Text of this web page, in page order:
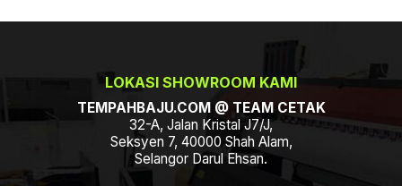
LOKASI SHOWROOM KAMI
TEMPAHBAJU.COM @ TEAM CETAK
32-A, Jalan Kristal J7/J,
Seksyen 7, 40000 Shah Alam,
Selangor Darul Ehsan.